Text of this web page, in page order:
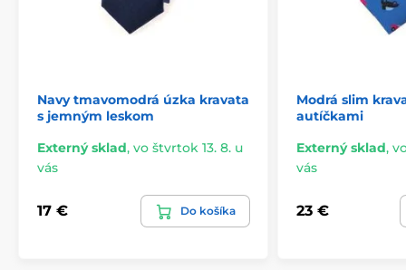
Navy tmavomodrá úzka kravata
s jemným leskom
Externý sklad, vo štvrtok 13. 8. u
vás
17 € Do košíka
Modrá slim
autíčkami
Externý sklad,
vás
23 €